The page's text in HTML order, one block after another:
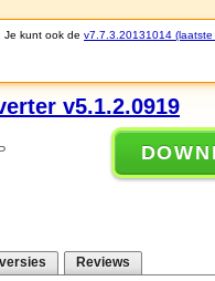
Je kunt ook de v7.7.3.20131014 (laatste
v5.1.2.0919
Reviews